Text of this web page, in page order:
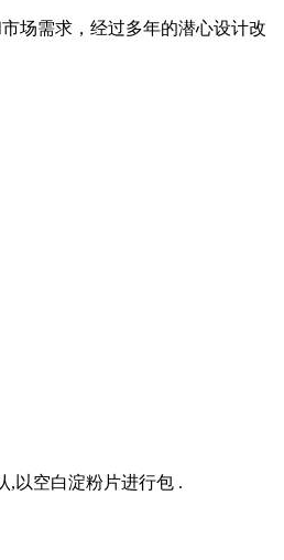
场需求，经过多年的潜心设计改
,以空白淀粉片进行包 .